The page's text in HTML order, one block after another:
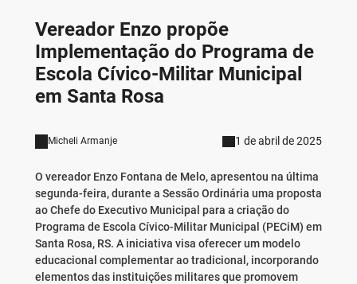
Vereador Enzo propõe
Implementação do Programa de
Escola Cívico-Militar Municipal
em Santa Rosa
Micheli Armanje 1 de abril de 2025
O vereador Enzo Fontana de Melo, apresentou na última
segunda-feira, durante a Sessão Ordinária uma proposta
ao Chefe do Executivo Municipal para a criação do
Programa de Escola Cívico-Militar Municipal (PECiM) em
Santa Rosa, RS. A iniciativa visa oferecer um modelo
educacional complementar ao tradicional, incorporando
elementos das instituições militares que promovem